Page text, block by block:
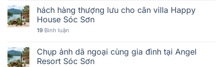
hách hàng thượng lưu cho căn villa Happy
House Sóc Sơn
19 Bình luận
Chụp ảnh dã ngoại cùng gia đình tại Angel
Resort Sóc Sơn